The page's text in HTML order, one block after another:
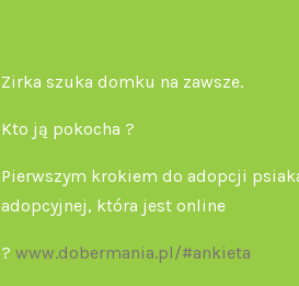
Zirka szuka domku na zawsze.
Kto ją pokocha ?
Pierwszym krokiem do adopcji
adopcyjnej, która jest online
? www.dobermania.pl/#ankieta